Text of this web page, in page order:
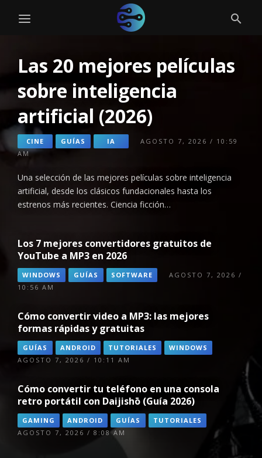
Las 20 mejores películas
sobre inteligencia
artificial (2026)
CINE GUÍAS IA
AGOSTO 7, 2026 / 10:59
AM
Una selección de las mejores películas sobre inteligencia
artificial, desde los clásicos fundacionales hasta los
estrenos más recientes. Ciencia ficción…
Los 7 mejores convertidores gratuitos de
YouTube a MP3 en 2026
WINDOWS GUÍAS SOFTWARE
AGOSTO 7, 2026 /
10:56 AM
Cómo convertir video a MP3: las mejores
formas rápidas y gratuitas
GUÍAS ANDROID TUTORIALES
WINDOWS
AGOSTO 7, 2026 / 10:11 AM
Cómo convertir tu teléfono en una consola
retro portátil con Daijishō (Guía 2026)
GAMING ANDROID GUÍAS
TUTORIALES
AGOSTO 7, 2026 / 8:08 AM